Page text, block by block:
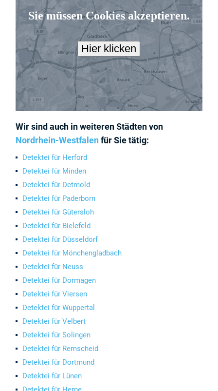
Wir sind auch in weiteren Städten von
Nordrhein-Westfalenfür Sie tätig:
Detektei für Herford
Detektei für Minden
Detektei für Detmold
Detektei für Paderborn
Detektei für Gütersloh
Detektei für Bielefeld
Detektei für Düsseldorf
Detektei für Mönchengladbach
Detektei für Neuss
Detektei für Dormagen
Detektei für Viersen
Detektei für Wuppertal
Detektei für Velbert
Detektei für Solingen
Detektei für Remscheid
Detektei für Dortmund
Detektei für Lünen